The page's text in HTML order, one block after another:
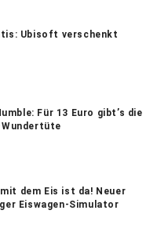
Ubisoft verschenkt
Für 13 Euro gibt’s die
dem Eis ist da! Neuer
Eiswagen-Simulator